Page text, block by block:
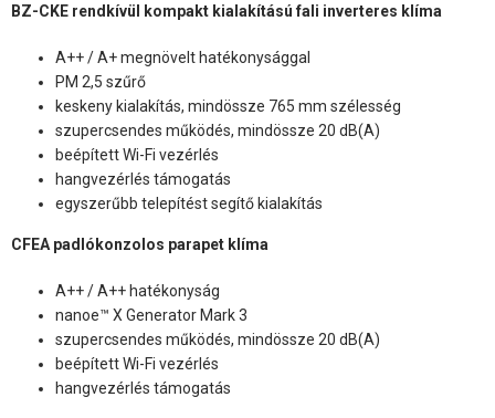
BZ-CKE rendkívül kompakt kialakítású fali inverteres klíma
A++ / A+ megnövelt hatékonysággal
PM 2,5 szűrő
keskeny kialakítás, mindössze 765 mm szélesség
szupercsendes működés, mindössze 20 dB(A)
beépített Wi-Fi vezérlés
hangvezérlés támogatás
egyszerűbb telepítést segítő kialakítás
CFEA padlókonzolos parapet klíma
A++ / A++ hatékonyság
nanoe™ X Generator Mark 3
szupercsendes működés, mindössze 20 dB(A)
beépített Wi-Fi vezérlés
hangvezérlés támogatás